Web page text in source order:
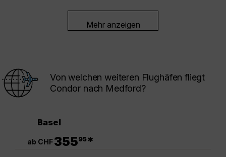
Mehr anzeigen
Von welchen weiteren Flughäfen fliegt
Condor nach Medford?
Basel
ab CHF35595*